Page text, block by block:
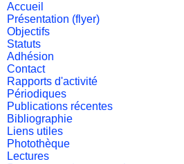
Accueil
Présentation (flyer)
Objectifs
Statuts
Adhésion
Contact
Rapports d'activité
Périodiques
Publications récentes
Bibliographie
Liens utiles
Photothèque
Lectures